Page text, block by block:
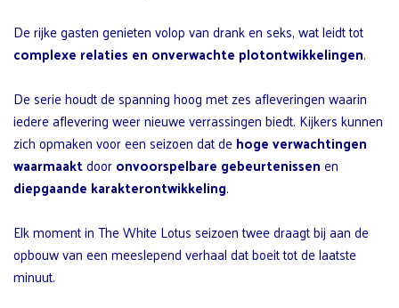
De rijke gasten genieten volop van drank en seks, wat leidt tot
complexe relaties en onverwachte plotontwikkelingen.
De serie houdt de spanning hoog met zes afleveringen waarin
iedere aflevering weer nieuwe verrassingen biedt. Kijkers kunnen
zich opmaken voor een seizoen dat dehoge verwachtingen
waarmaaktdooronvoorspelbare gebeurtenissenen
diepgaande karakterontwikkeling.
Elk moment in The White Lotus seizoen twee draagt bij aan de
opbouw van een meeslepend verhaal dat boeit tot de laatste
minuut.